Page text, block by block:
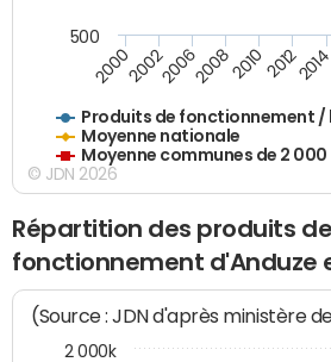
Produits de fonctionnement
Moyenne nationale
Moyenne communes de 2
2000200220062008201020122014
500
© JDN 2026
Répartition des produits de
fonctionnement d'Anduze
(Source : JDN d'après ministère
2 000k